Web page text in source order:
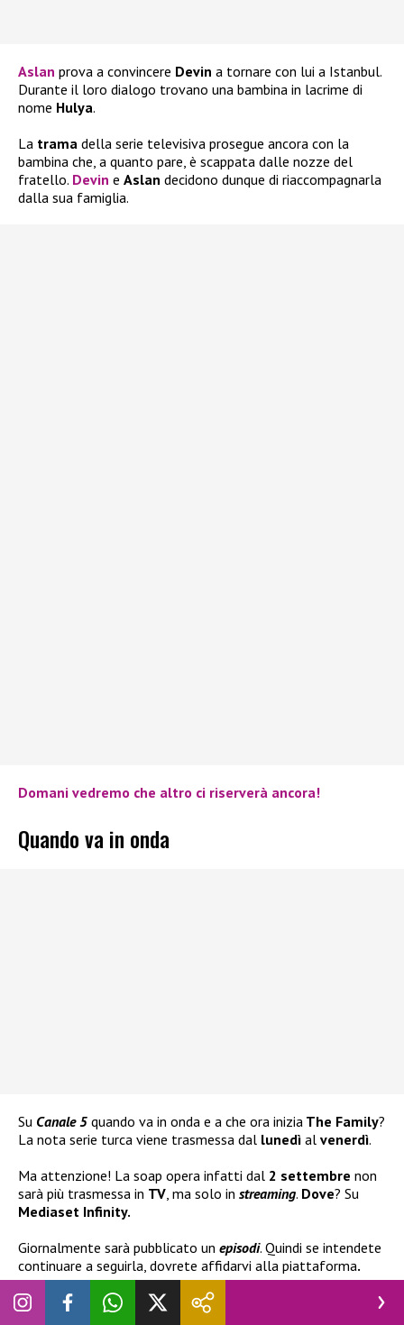
Aslan prova a convincere Devin a tornare con lui a Istanbul.
Durante il loro dialogo trovano una bambina in lacrime di
nome Hulya.
La trama della serie televisiva prosegue ancora con la
bambina che, a quanto pare, è scappata dalle nozze del
fratello. Devin e Aslan decidono dunque di riaccompagnarla
dalla sua famiglia.
Domani vedremo che altro ci riserverà ancora!
Quando va in onda
Su Canale 5 quando va in onda e a che ora inizia The Family?
La nota serie turca viene trasmessa dal lunedì al venerdì.
Ma attenzione! La soap opera infatti dal 2 settembre non
sarà più trasmessa in TV , ma solo in streaming. Dove? Su
Mediaset Infinity.
Giornalmente sarà pubblicato un episodi. Quindi se intendete
continuare a seguirla, dovrete affidarvi alla piattaforma.
Quante puntate ci sono di The Family